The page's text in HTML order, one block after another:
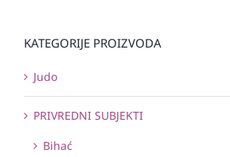
KATEGORIJE PROIZVODA
Judo
PRIVREDNI SUBJEKTI
Bihać